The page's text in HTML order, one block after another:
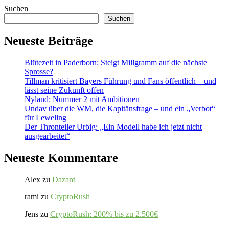
Suchen
Suchen
Neueste Beiträge
Blütezeit in Paderborn: Steigt Millgramm auf die nächste
Sprosse?
Tillman kritisiert Bayers Führung und Fans öffentlich – und
lässt seine Zukunft offen
Nyland: Nummer 2 mit Ambitionen
Undav über die WM, die Kapitänsfrage – und ein „Verbot“
für Leweling
Der Thronteiler Urbig: „Ein Modell habe ich jetzt nicht
ausgearbeitet“
Neueste Kommentare
Alex zu Dazard
rami zu CryptoRush
Jens zu CryptoRush: 200% bis zu 2.500€